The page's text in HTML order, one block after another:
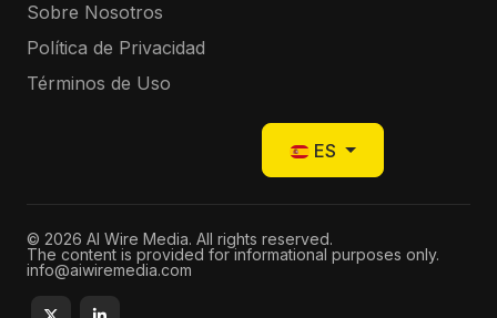
Sobre Nosotros
Política de Privacidad
Términos de Uso
Seleccione su idioma
ES
© 2026 AI Wire Media. All rights reserved.
The content is provided for informational purposes only.
info@aiwiremedia.com